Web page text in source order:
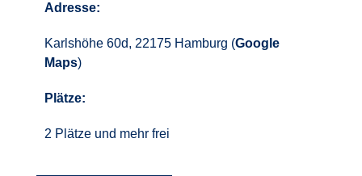
Adresse:
Karlshöhe 60d, 22175 Hamburg (Google
Maps)
Plätze:
2 Plätze und mehr frei